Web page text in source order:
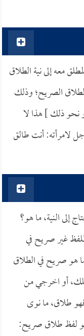
معه إلى نية الطلاق
الصريح؛ وذلك
نحو ذلك ] هذا لا
لامرأته: أنت طالق
إلى النية، ما هو؟
غير صريح في
ما هو صريح في الطلاق
أو اخرجي من
طلاق، ما نوى
هو لفظ طلاق صريح: